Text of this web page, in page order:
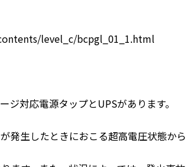
level_c/bcpgl_01_1.html
ジ対応電源タップとUPSがあります。
発生したときにおこる超高電圧状態から